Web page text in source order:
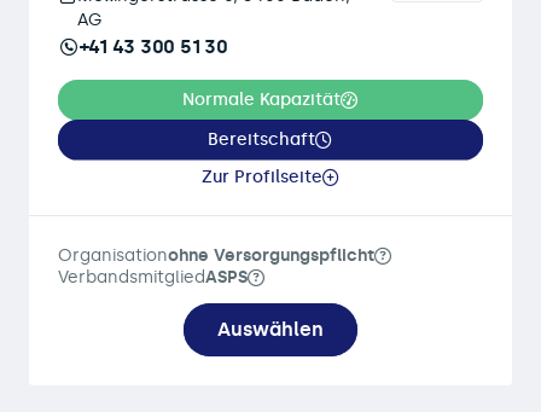
AG
+41 43 300 51 30
Normale Kapazität
Bereitschaft
Zur Profilseite
Organisationohne Versorgungspflicht
VerbandsmitgliedASPS
Auswählen